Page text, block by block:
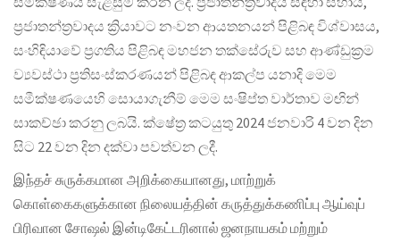
ප්‍රජාතන්ත්‍රවාදය ක්‍රියාවට නංවන ආයතනයන් පිළිබඳ විශ්වාසය,
සංහිඳියාවේ ප්‍රගතිය පිළිබඳ මහජන තක්සේරුව සහ ආණ්ඩුක්‍රම
ව්‍යවස්ථා ප්‍රතිසංස්කරණයන් පිළිබඳ ආකල්ප යනාදි මෙම
සමීක්ෂණයෙහි සොයාගැනීම් මෙම සංෂිප්ත වාර්තාව මඟින්
සාකච්ඡා කරනු ලබයි. ක්ෂේත්‍ර කටයුතු 2024 ජනවාරි 4 වන දින
සිට 22 වන දින දක්වා පවත්වන ලදී.
இந்தச் சுருக்கமான அறிக்கையானது, மாற்றுக்
கொள்கைகளுக்கான நிலையத்தின் கருத்துக்கணிப்பு ஆய்வுப்
பிரிவான சோஷல் இன்டிகேட்டரினால் ஜனநாயகம் மற்றும்